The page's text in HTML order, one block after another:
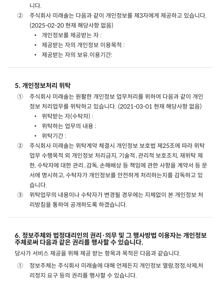
니다.
주식회사 미래솔는 다음과 같이 개인정보를 제3자에게 제공하고 있습니다.
(2025-02-20 현재 해당사항 없음)
개인정보를 제공받는 자 :
제공받는 자의 개인정보 이용목적 :
제공받는 자의 보유.이용기간:
5. 개인정보처리 위탁
주식회사 미래솔는 원활한 개인정보 업무처리를 위하여 다음과 같이 개인
정보 처리업무를 위탁하고 있습니다. (2021-03-01 현재 해당사항 없음)
위탁받는 자(수탁자) :
위탁하는 업무의 내용 :
위탁기간 :
주식회사 미래솔는 위탁계약 체결시 개인정보 보호법 제25조에 따라 위탁
업무 수행목적 외 개인정보 처리금지, 기술적․관리적 보호조치, 재위탁 제
한, 수탁자에 대한 관리․감독, 손해배상 등 책임에 관한 사항을 계약서 등 문
서에 명시하고, 수탁자가 개인정보를 안전하게 처리하는지를 감독하고 있
습니다.
위탁업무의 내용이나 수탁자가 변경될 경우에는 지체없이 본 개인정보 처
리방침을 통하여 공개하도록 하겠습니다.
6. 정보주체와 법정대리인의 권리·의무 및 그 행사방법 이용자는 개인정보
주체로써 다음과 같은 권리를 행사할 수 있습니다.
당사가 서비스 제공을 위해 제공 받는 항목과 목적은 다음과 같습니다.
정보주체는 주식회사 미래솔에 대해 언제든지 개인정보 열람,정정,삭제,처
리정지 요구 등의 권리를 행사할 수 있습니다.